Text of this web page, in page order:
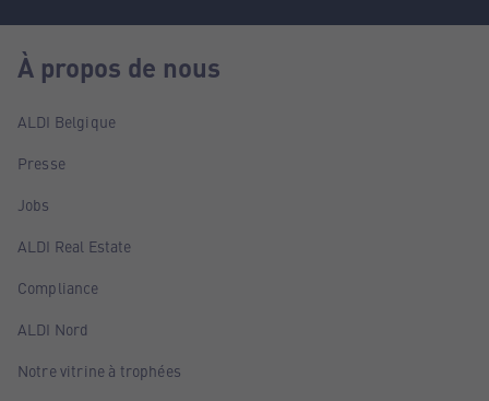
À propos de nous
ALDI Belgique
Presse
Jobs
ALDI Real Estate
Compliance
ALDI Nord
Notre vitrine à trophées